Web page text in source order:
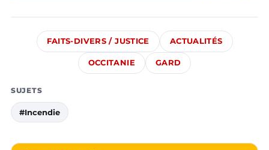
FAITS-DIVERS / JUSTICE ACTUALITÉS
OCCITANIE GARD
SUJETS
#Incendie